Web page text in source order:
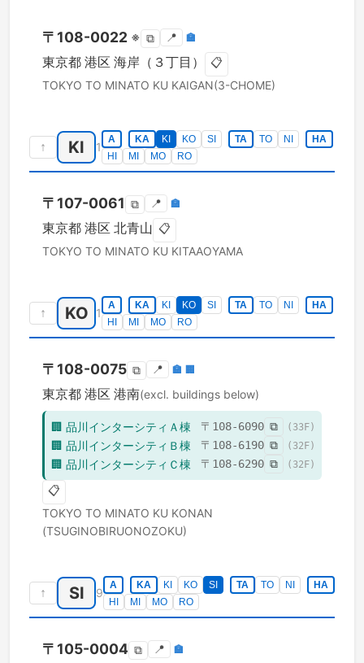
〒 108-0022 ※ ⧉ 📍 🏣
東京都 港区 海岸（３丁目） 📋
TOKYO TO MINATO KU KAIGAN(3-CHOME)
↑ KI 1
A KA KI KO SI TA TO NI
HA
HI
MI MO RO
〒 107-0061 ⧉ 📍 🏣
東京都 港区 北青山 📋
TOKYO TO MINATO KU KITAAOYAMA
↑ KO 1
A KA KI KO SI TA TO NI
HA
HI
MI MO RO
〒 108-0075 ⧉ 📍 🏣 🏢
東京都 港区 港南(excl. buildings below)
🏢 品川インターシティＡ棟 〒 108-6090 ⧉ ( 33F)
🏢 品川インターシティＢ棟 〒 108-6190 ⧉ ( 32 F)
🏢 品川インターシティＣ棟 〒 108-6290 ⧉ ( 32 F)
📋
TOKYO TO MINATO KU KONAN
(TSUGINOBIRUONOZOKU)
↑ SI 9
A KA KI KO SI TA TO NI
HA
HI
MI MO RO
〒 105-0004 ⧉ 📍 🏣